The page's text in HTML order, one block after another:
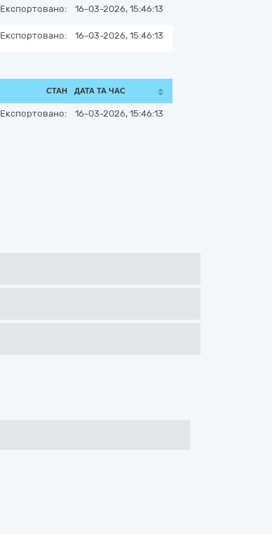
Експортовано: 16-03-2026, 15:46:13
Експортовано: 16-03-2026, 15:46:13
СТАН ДАТА ТА ЧАС
Експортовано: 16-03-2026, 15:46:13